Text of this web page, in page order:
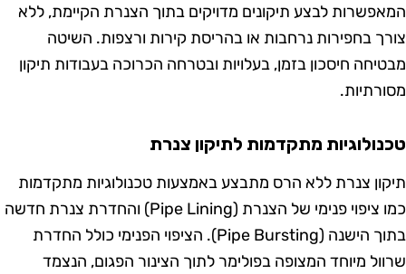
לבצע תיקונים מדויקים בתוך הצנרת הקיימת, ללא
בחפירות נרחבות או בהריסת קירות ורצפות. השיטה
חיסכון בזמן, בעלויות ובטרחה הכרוכה בעבודות תיקון
מתקדמות לתיקון צנרת
צנרת ללא הרס מתבצע באמצעות טכנולוגיות מתקדמות
כמו ציפוי פנימי של הצנרת (Pipe Lining) והחדרת צנרת חדשה
בתוך הישנה (Pipe Bursting). הציפוי הפנימי כולל החדרת
מיוחד המצופה בפולימר לתוך הצינור הפגום, הנצמד